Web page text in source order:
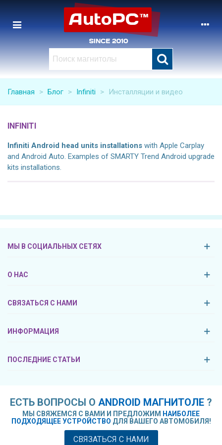
Главная > Блог > Infiniti > Инсталляции и видео
INFINITI
Infiniti Android head units installations with Apple Carplay
and Android Auto. Examples of SMARTY Trend Android upgrade
kits installations.
МЫ В СОЦИАЛЬНЫХ СЕТЯХ
О НАС
СВЯЗАТЬСЯ С НАМИ
ИНФОРМАЦИЯ
ПОСЛЕДНИЕ СТАТЬИ
ЕСТЬ ВОПРОСЫ О ANDROID МАГНИТОЛЕ ?
МЫ СВЯЖЕМСЯ С ВАМИ И ПРЕДЛОЖИМ НАИБОЛЕЕ
ПОДХОДЯЩЕЕ УСТРОЙСТВО ДЛЯ ВАШЕГО АВТОМОБИЛЯ!
СВЯЗАТЬСЯ С НАМИ